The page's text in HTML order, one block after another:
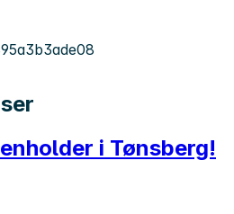
i Tønsberg!